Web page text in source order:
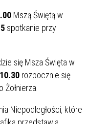
Mszą Świętą w
spotkanie przy
się Msza Święta w
10.30 rozpocznie się